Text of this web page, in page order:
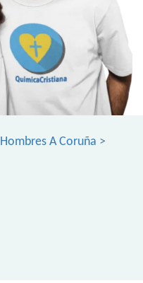
Hombres A Coruña >